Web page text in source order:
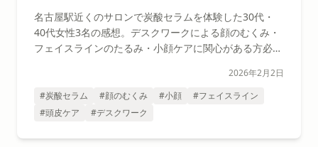
名古屋駅近くのサロンで炭酸セラムを体験した30代・
40代女性3名の感想。デスクワークによる顔のむくみ・
フェイスラインのたるみ・小顔ケアに関心がある方必
2026年2月2日
#炭酸セラム
#顔のむくみ #小顔
#フェイスライン
#頭皮ケア
#デスクワーク